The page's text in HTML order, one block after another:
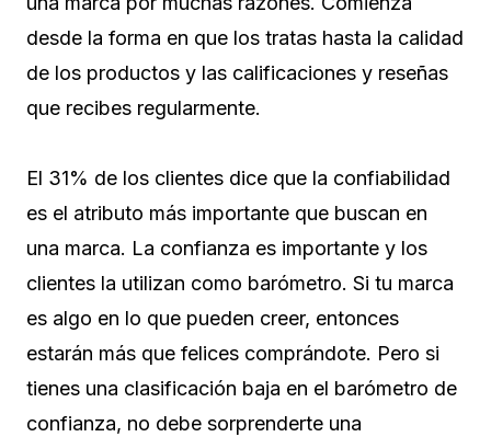
desde la forma en que los tratas hasta la calidad
de los productos y las calificaciones y reseñas
que recibes regularmente.
El 31% de los clientes dice que la confiabilidad
es el atributo más importante que buscan en
una marca. La confianza es importante y los
clientes la utilizan como barómetro. Si tu marca
es algo en lo que pueden creer, entonces
estarán más que felices comprándote. Pero si
tienes una clasificación baja en el barómetro de
confianza, no debe sorprenderte una